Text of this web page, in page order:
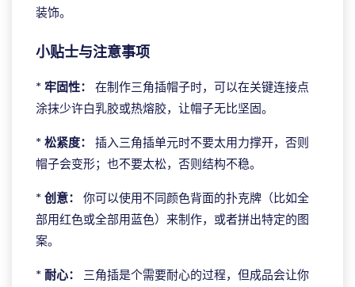
装饰。
小贴士与注意事项
*牢固性：
在制作三角插帽子时，可以在关键连接点
涂抹少许白乳胶或热熔胶，让帽子无比坚固。
*松紧度：
插入三角插单元时不要太用力撑开，否则
帽子会变形；也不要太松，否则结构不稳。
*创意：
你可以使用不同颜色背面的扑克牌（比如全
部用红色或全部用蓝色）来制作，或者拼出特定的图
案。
*耐心：
三角插是个需要耐心的过程，但成品会让你